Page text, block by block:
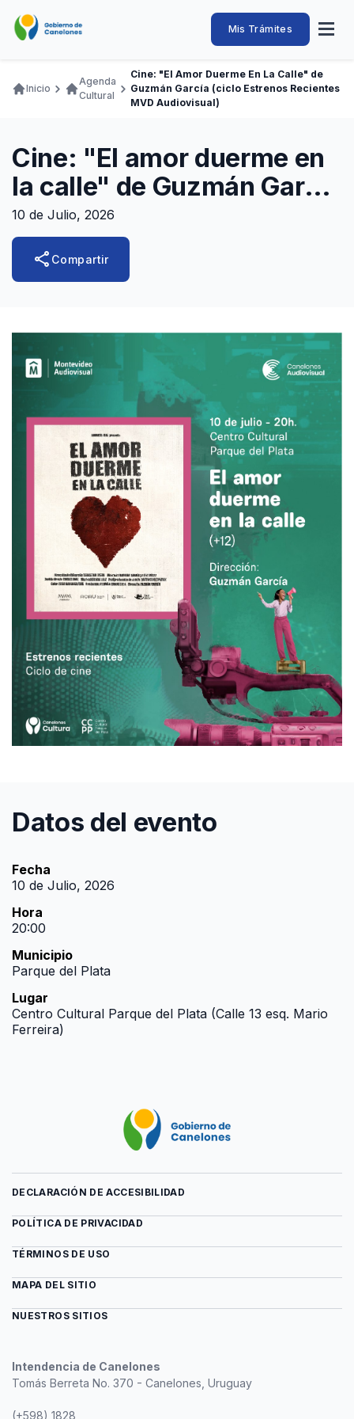
contenido
Intendencia
de
Canelones
Abrir
Navegación
Mis Trámites
Transparencia
Adquisiciones
Canelones Te Escucha
Teléfonos
Ruta
Inicio
Agenda
Cultural
Cine: "El Amor Duerme En La Calle" de
Guzmán García (ciclo Estrenos Recientes
MVD Audiovisual)
Cine: "El amor duerme en
la calle" de Guzmán García
(ciclo Estrenos recientes
MVD Audiovisual)
10 de Julio, 2026
share Compartir
Datos del evento
Fecha
10 de Julio, 2026
Hora
20:00
Municipio
Parque del Plata
Lugar
Centro Cultural Parque del Plata (Calle 13 esq. Mario
Ferreira)
Intendencia de Canelones
Tomás Berreta No. 370 - Canelones, Uruguay
(+598) 1828
DECLARACIÓN DE ACCESIBILIDAD
POLÍTICA DE PRIVACIDAD
TÉRMINOS DE USO
MAPA DEL SITIO
NUESTROS SITIOS